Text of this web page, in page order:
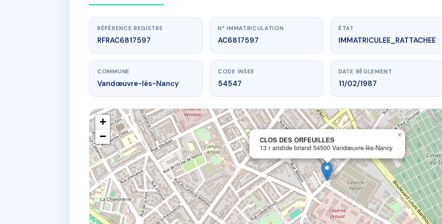
www.vme.plus/AC6817597
CLOS DES ORFEUILLES
13 r aristide briand54500 Vandœuvre-lès-Nancy
RÉFÉRENCE REGISTRE
RFRAC6817597
N° IMMATRICULATION
AC6817597
ÉTAT
IMMATRICULEE_RATTACHEE
COMMUNE
Vandœuvre-lès-Nancy
CODE INSEE
54547
DATE RÈGLEMENT
11/02/1987
CLOS DES ORFEUILLES
13 r aristide briand 54500 Vandœuvre-lès-Nancy
×
+
−